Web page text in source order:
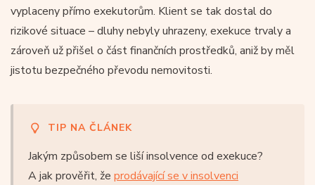
vyplaceny přímo exekutorům. Klient se tak dostal do
rizikové situace – dluhy nebyly uhrazeny, exekuce trvaly a
zároveň už přišel o část finančních prostředků, aniž by měl
jistotu bezpečného převodu nemovitosti.
TIP NA ČLÁNEK
Jakým způsobem se liší insolvence od exekuce?
A jak prověřit, že prodávající se v insolvenci